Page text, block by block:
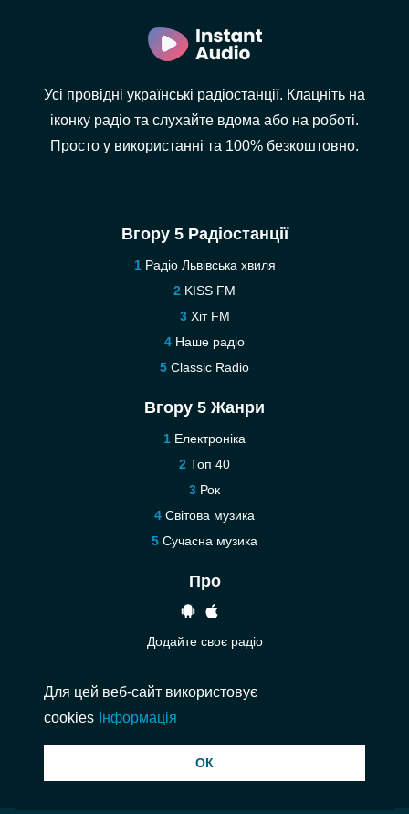
Усі провідні українські радіостанції. Клацніть на
іконку радіо та слухайте вдома або на роботі.
Просто у використанні та 100% безкоштовно.
Вгору 5 Радіостанції
Радіо Львівська хвиля
KISS FM
Хіт FM
Наше радіо
Classic Radio
Вгору 5 Жанри
Електроніка
Топ 40
Рок
Світова музика
Сучасна музика
Про
Додайте своє радіо
Зв’язатися з нами
конфіденційності
Для цей веб-сайт використовує
cookies Інформація
ОК